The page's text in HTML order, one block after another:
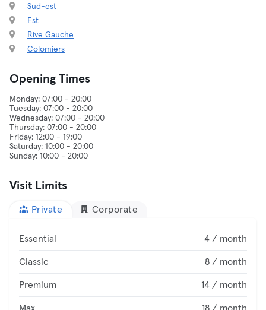
Sud-est
Est
Rive Gauche
Colomiers
Opening Times
Monday: 07:00 - 20:00
Tuesday: 07:00 - 20:00
Wednesday: 07:00 - 20:00
Thursday: 07:00 - 20:00
Friday: 12:00 - 19:00
Saturday: 10:00 - 20:00
Visit Limits
Private Corporate
Essential 4 / month
Classic 8 / month
Premium 14 / month